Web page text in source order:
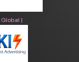
Global |